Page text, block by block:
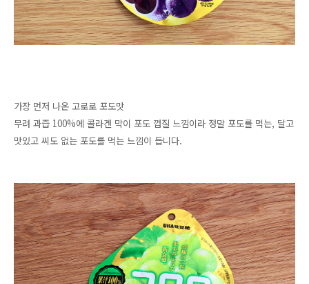
가장 먼저 나온 고로로 포도맛
무려 과즙 100%에 콜라겐 막이 포도 껍질 느낌이라 정말 포도를 먹는, 달고
맛있고 씨도 없는 포도를 먹는 느낌이 듭니다.